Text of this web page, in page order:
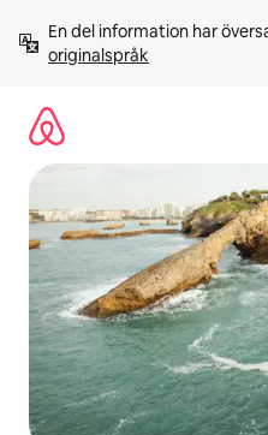
innehåll
En del information har
originalspråk